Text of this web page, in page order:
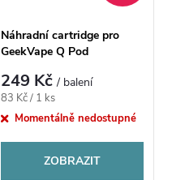
Náhradní cartridge pro
GeekVape Q Pod
249 Kč/ balení
Měrná
cena:
83 Kč / 1 ks
Momentálně nedostupné
ZOBRAZIT